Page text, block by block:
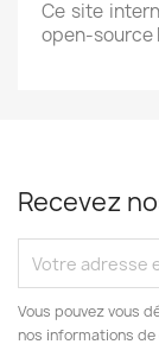
Ce site
open-source
Recevez
Vous pouvez vous
nos informations